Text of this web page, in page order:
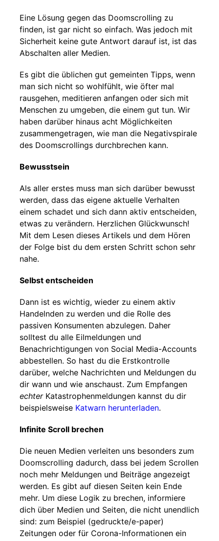
Eine Lösung gegen das Doomscrolling zu
finden, ist gar nicht so einfach. Was jedoch mit
Sicherheit keine gute Antwort darauf ist, ist das
Abschalten aller Medien.
Es gibt die üblichen gut gemeinten Tipps, wenn
man sich nicht so wohlfühlt, wie öfter mal
rausgehen, meditieren anfangen oder sich mit
Menschen zu umgeben, die einem gut tun. Wir
haben darüber hinaus acht Möglichkeiten
zusammengetragen, wie man die Negativspirale
des Doomscrollings durchbrechen kann.
Bewusstsein
Als aller erstes muss man sich darüber bewusst
werden, dass das eigene aktuelle Verhalten
einem schadet und sich dann aktiv entscheiden,
etwas zu verändern. Herzlichen Glückwunsch!
Mit dem Lesen dieses Artikels und dem Hören
der Folge bist du dem ersten Schritt schon sehr
nahe.
Selbst entscheiden
Dann ist es wichtig, wieder zu einem aktiv
Handelnden zu werden und die Rolle des
passiven Konsumenten abzulegen. Daher
solltest du alle Eilmeldungen und
Benachrichtigungen von Social Media-Accounts
abbestellen. So hast du die Erstkontrolle
darüber, welche Nachrichten und Meldungen du
dir wann und wie anschaust. Zum Empfangen
echterKatastrophenmeldungen kannst du dir
beispielsweise Katwarn herunterladen.
Infinite Scroll brechen
Die neuen Medien verleiten uns besonders zum
Doomscrolling dadurch, dass bei jedem Scrollen
noch mehr Meldungen und Beiträge angezeigt
werden. Es gibt auf diesen Seiten kein Ende
mehr. Um diese Logik zu brechen, informiere
dich über Medien und Seiten, die nicht unendlich
sind: zum Beispiel (gedruckte/e-paper)
Zeitungen oder für Corona-Informationen ein